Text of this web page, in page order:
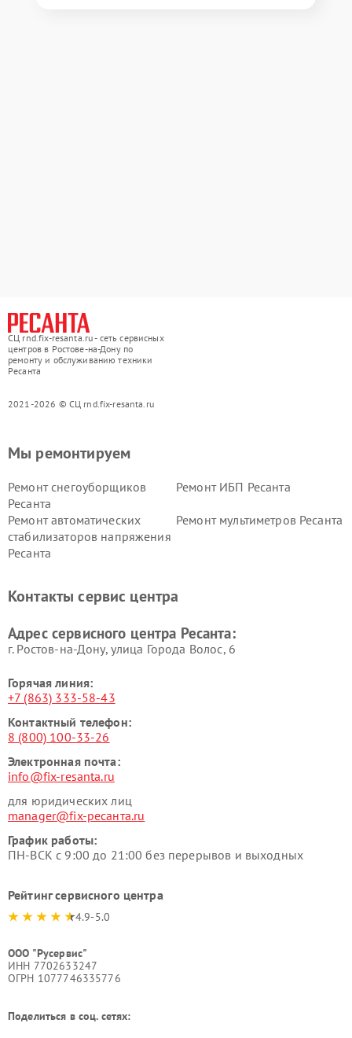
СЦ rnd.fix-resanta.ru - сеть сервисных
центров в Ростове-на-Дону по
ремонту и обслуживанию техники
Ресанта
2021-2026 © СЦ rnd.fix-resanta.ru
Мы ремонтируем
Ремонт снегоуборщиков
Ресанта
Ремонт ИБП Ресанта
Ремонт автоматических
стабилизаторов напряжения
Ресанта
Ремонт мультиметров Ресанта
Контакты сервис центра
Адрес сервисного центра Ресанта:
г. Ростов-на-Дону, улица Города Волос, 6
Горячая линия:
+7 (863) 333-58-43
Контактный телефон:
8 (800) 100-33-26
Электронная почта:
info@fix-resanta.ru
для юридических лиц
manager@fix-ресанта.ru
График работы:
ПН-ВСК с 9:00 до 21:00 без перерывов и выходных
Рейтинг сервисного центра
4.9-5.0
ООО "Русервис"
ИНН 7702633247
ОГРН 1077746335776
Поделиться в соц. сетях: